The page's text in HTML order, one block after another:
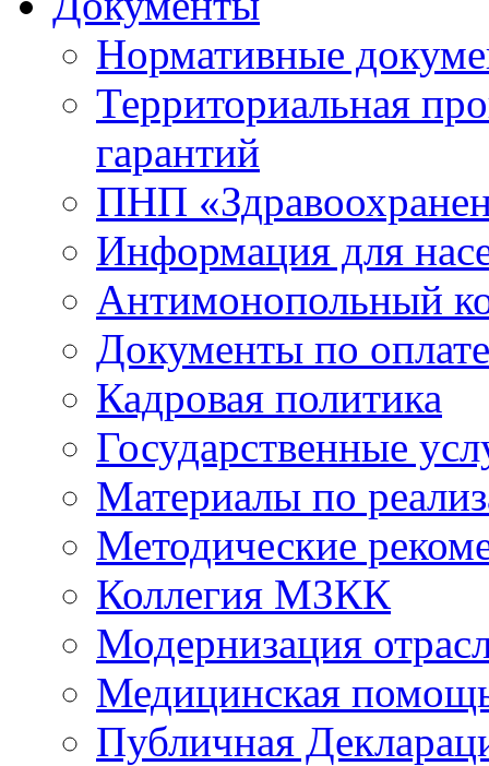
Нормативные
Территориальная
гарантий
ПНП
Информация для
Антимонопольный
Документы по
Кадровая политика
Государственные
Материалы по
Методические
Коллегия МЗКК
Модернизация
Медицинская
Публичная